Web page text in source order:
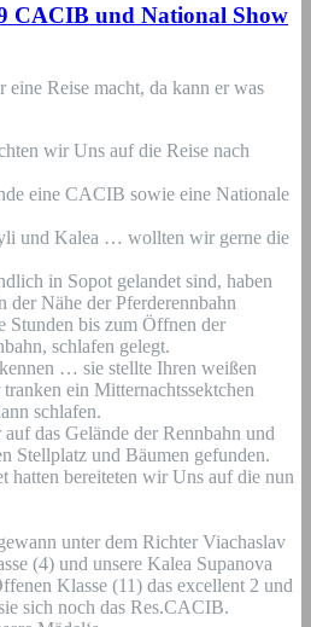
CACIB und National Show
Reise macht, da kann er was
wir Uns auf die Reise nach
eine CACIB sowie eine Nationale
und Kalea … wollten wir gerne die
in Sopot gelandet sind, haben
Nähe der Pferderennbahn
Stunden bis zum Öffnen der
schlafen gelegt.
… sie stellte Ihren weißen
ein Mitternachtssektchen
schlafen.
das Gelände der Rennbahn und
Stellplatz und Bäumen gefunden.
hatten bereiteten wir Uns auf die nun
unter dem Richter Viachaslav
(4) und unsere Kalea Supanova
Klasse (11) das excellent 2 und
sich noch das Res.CACIB.